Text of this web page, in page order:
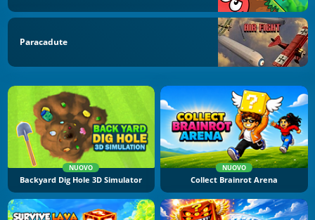
Paracadute
NUOVO
Backyard Dig Hole 3D Simulator
NUOVO
Collect Brainrot Arena